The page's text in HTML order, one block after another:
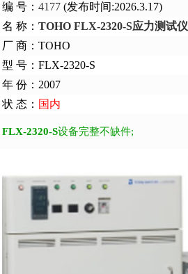
编 号： 4177 (发布时间:2026.3.17)
名 称： TOHO FLX-2320-S应力测试仪
厂 商：TOHO
型 号：FLX-2320-S
年 份：2007
状 态： 国内
FLX-2320-S设备完整不缺件;